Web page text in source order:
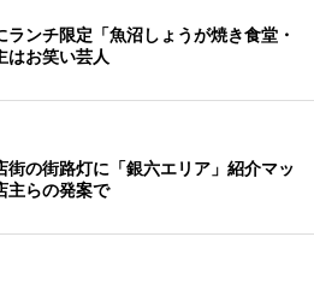
ランチ限定「魚沼しょうが焼き食堂・
お笑い芸人
街の街路灯に「銀六エリア」紹介マッ
らの発案で